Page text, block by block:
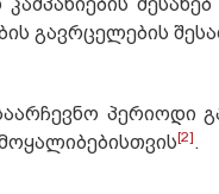
გავრცელების
პერიოდი
[2] .